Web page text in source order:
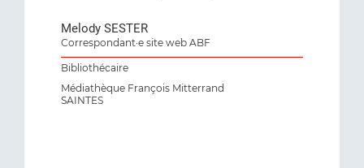
Melody SESTER
Correspondant·e site web ABF
Bibliothécaire
Médiathèque François Mitterrand
SAINTES